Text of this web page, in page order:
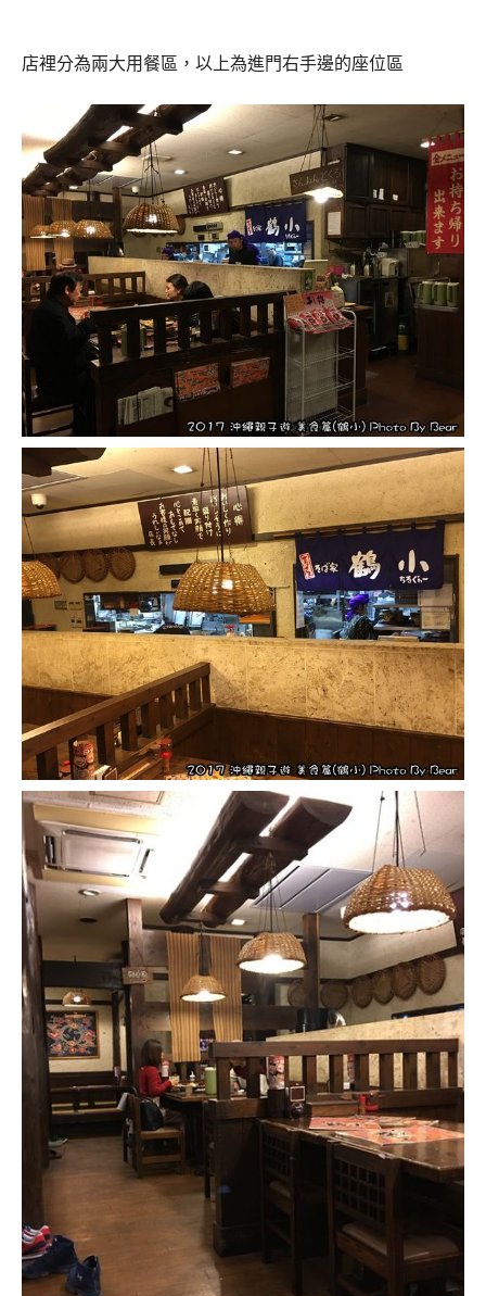
店裡分為兩大用餐區，以上為進門右手邊的座位區